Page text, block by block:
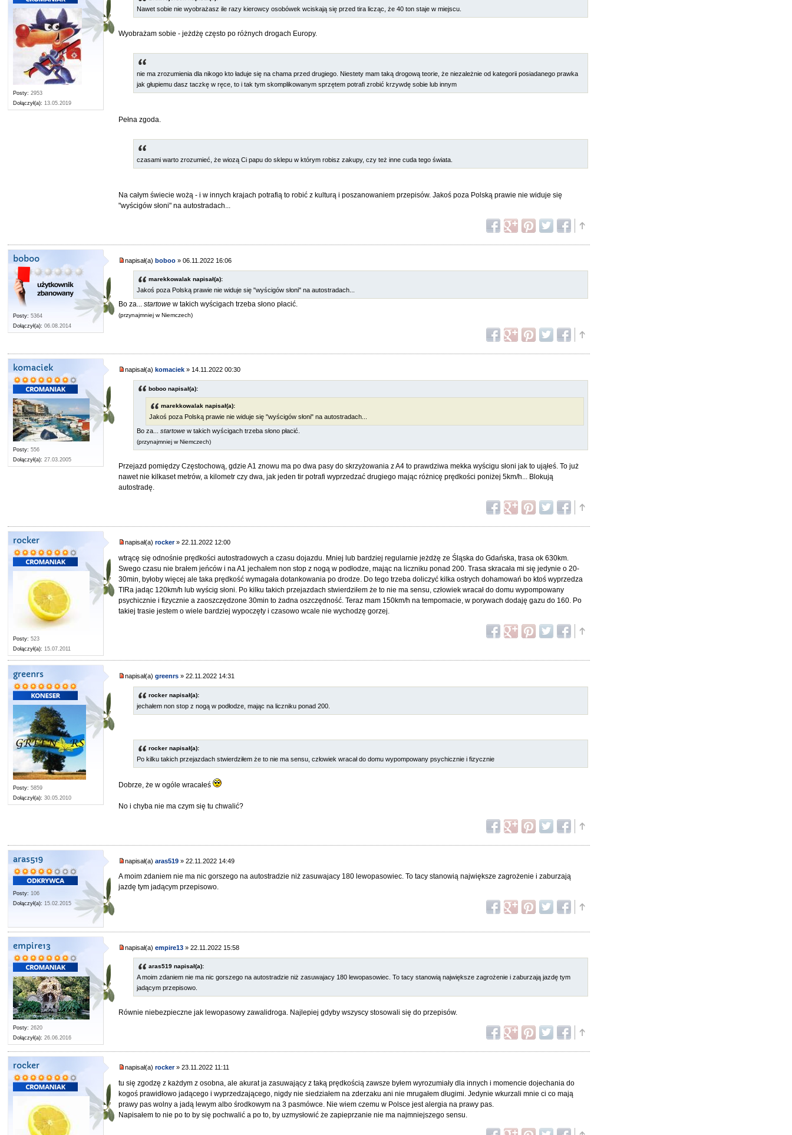
Posty: 2953
Dołączył(a): 13.05.2019
Nawet sobie nie wyobrażasz ile razy kierowcy osobówek wciskają się przed tira licząc, że 40 ton staje w miejscu.
Wyobrażam sobie - jeżdżę często po różnych drogach Europy.
nie ma zrozumienia dla nikogo kto ładuje się na chama przed drugiego. Niestety mam taką drogową teorie, że niezależnie od kategorii posiadanego prawka
jak głupiemu dasz taczkę w ręce, to i tak tym skomplikowanym sprzętem potrafi zrobić krzywdę sobie lub innym
Pełna zgoda.
czasami warto zrozumieć, że wiozą Ci papu do sklepu w którym robisz zakupy, czy też inne cuda tego świata.
Na całym świecie wożą - i w innych krajach potrafią to robić z kulturą i poszanowaniem przepisów. Jakoś poza Polską prawie nie widuje się
"wyścigów słoni" na autostradach...
boboo
Posty: 5364
Dołączył(a): 06.08.2014
napisał(a)boboo » 06.11.2022 16:06
marekkowalak napisał(a):
Jakoś poza Polską prawie nie widuje się "wyścigów słoni" na autostradach...
Bo za...startowe w takich wyścigach trzeba słono płacić.
(przynajmniej w Niemczech)
komaciek
Posty: 556
Dołączył(a): 27.03.2005
napisał(a) komaciek » 14.11.2022 00:30
boboo napisał(a):
marekkowalak napisał(a):
Jakoś poza Polską prawie nie widuje się "wyścigów słoni" na autostradach...
Bo za...startowe w takich wyścigach trzeba słono płacić.
(przynajmniej w Niemczech)
Przejazd pomiędzy Częstochową, gdzie A1 znowu ma po dwa pasy do skrzyżowania z A4 to prawdziwa mekka wyścigu słoni jak to ująłeś. To już
nawet nie kilkaset metrów, a kilometr czy dwa, jak jeden tir potrafi wyprzedzać drugiego mając różnicę prędkości poniżej 5km/h... Blokują
autostradę.
rocker
Posty: 523
Dołączył(a): 15.07.2011
napisał(a)rocker» 22.11.2022 12:00
wtrącę się odnośnie prędkości autostradowych a czasu dojazdu. Mniej lub bardziej regularnie jeżdżę ze Śląska do Gdańska, trasa ok 630km.
Swego czasu nie brałem jeńców i na A1 jechałem non stop z nogą w podłodze, mając na liczniku ponad 200. Trasa skracała mi się jedynie o 20-
30min, byłoby więcej ale taka prędkość wymagała dotankowania po drodze. Do tego trzeba doliczyć kilka ostrych dohamowań bo ktoś wyprzedza
TIRa jadąc 120km/h lub wyścig słoni. Po kilku takich przejazdach stwierdziłem że to nie ma sensu, człowiek wracał do domu wypompowany
psychicznie i fizycznie a zaoszczędzone 30min to żadna oszczędność. Teraz mam 150km/h na tempomacie, w porywach dodaję gazu do 160. Po
takiej trasie jestem o wiele bardziej wypoczęty i czasowo wcale nie wychodzę gorzej.
greenrs
Posty: 5859
Dołączył(a): 30.05.2010
napisał(a)greenrs » 22.11.2022 14:31
rocker napisał(a):
jechałem non stop z nogą w podłodze, mając na liczniku ponad 200.
rocker napisał(a):
Po kilku takich przejazdach stwierdziłem że to nie ma sensu, człowiek wracał do domu wypompowany psychicznie i fizycznie
Dobrze, że w ogóle wracałeś
No i chyba nie ma czym się tu chwalić?
aras519
Posty: 106
Dołączył(a): 15.02.2015
napisał(a)aras519 » 22.11.2022 14:49
A moim zdaniem nie ma nic gorszego na autostradzie niż zasuwajacy 180 lewopasowiec. To tacy stanowią największe zagrożenie i zaburzają
jazdę tym jadącym przepisowo.
empire13
Posty: 2620
Dołączył(a): 26.06.2016
napisał(a)empire13 » 22.11.2022 15:58
aras519 napisał(a):
A moim zdaniem nie ma nic gorszego na autostradzie niż zasuwajacy 180 lewopasowiec. To tacy stanowią największe zagrożenie i zaburzają jazdę tym
jadącym przepisowo.
Równie niebezpieczne jak lewopasowy zawalidroga. Najlepiej gdyby wszyscy stosowali się do przepisów.
rocker napisał(a)rocker» 23.11.2022 11:11
tu się zgodzę z każdym z osobna, ale akurat ja zasuwający z taką prędkością zawsze byłem wyrozumiały dla innych i momencie dojechania do
kogoś prawidłowo jadącego i wyprzedzającego, nigdy nie siedziałem na zderzaku ani nie mrugałem długimi. Jedynie wkurzali mnie ci co mają
prawy pas wolny a jadą lewym albo środkowym na 3 pasmówce. Nie wiem czemu w Polsce jest alergia na prawy pas.
Napisałem to nie po to by się pochwalić a po to, by uzmysłowić że zapieprzanie nie ma najmniejszego sensu.